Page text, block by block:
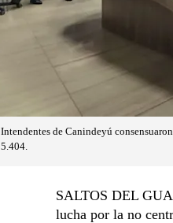
Intendentes de Canindeyú
5.404.
SALTOS DEL
lucha por la no